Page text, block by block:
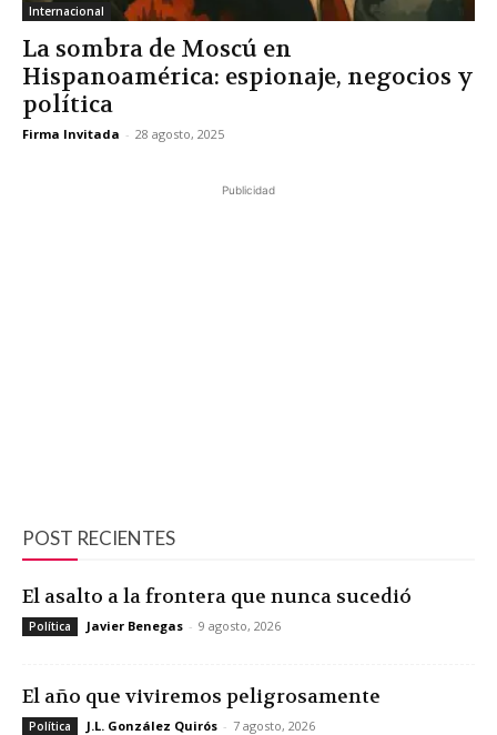
Internacional
La sombra de Moscú en
Hispanoamérica: espionaje, negocios y
política
Firma Invitada - 28 agosto, 2025
Publicidad
POST RECIENTES
El asalto a la frontera que nunca sucedió
Política Javier Benegas - 9 agosto, 2026
El año que viviremos peligrosamente
Política J.L. González Quirós - 7 agosto, 2026